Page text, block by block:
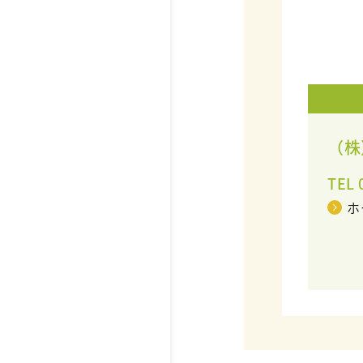
（
TEL